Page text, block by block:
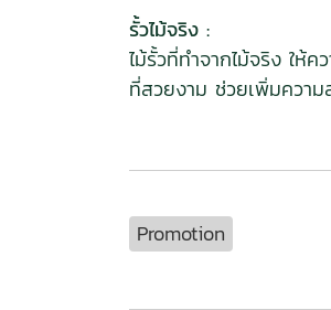
รั้วไม้จริง :
ไม้รั้วที่ทำจากไม้จริง ให้
ที่สวยงาม ช่วยเพิ่มความ
Promotion